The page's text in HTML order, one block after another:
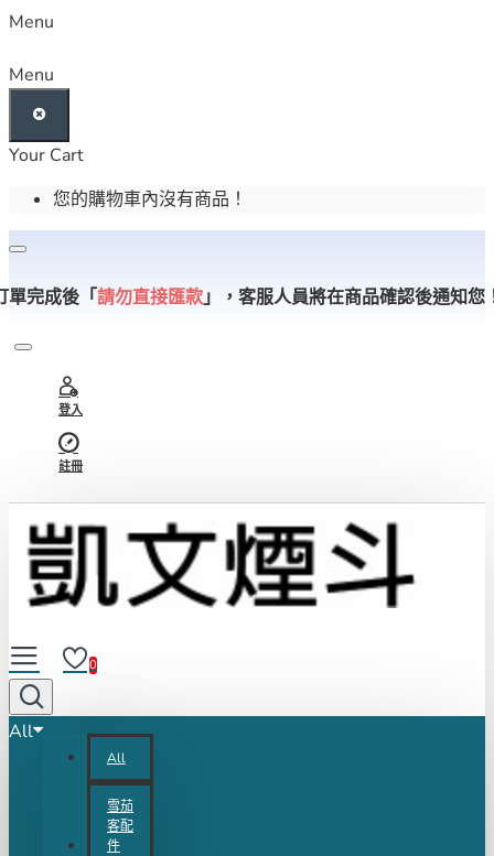
Menu
Menu
Your Cart
您的購物車內沒有商品！
單完成後「請勿直接匯款 」， 客服人員將在商品確認後通知您
登入
註冊
0
All
All
雪茄
客配
件